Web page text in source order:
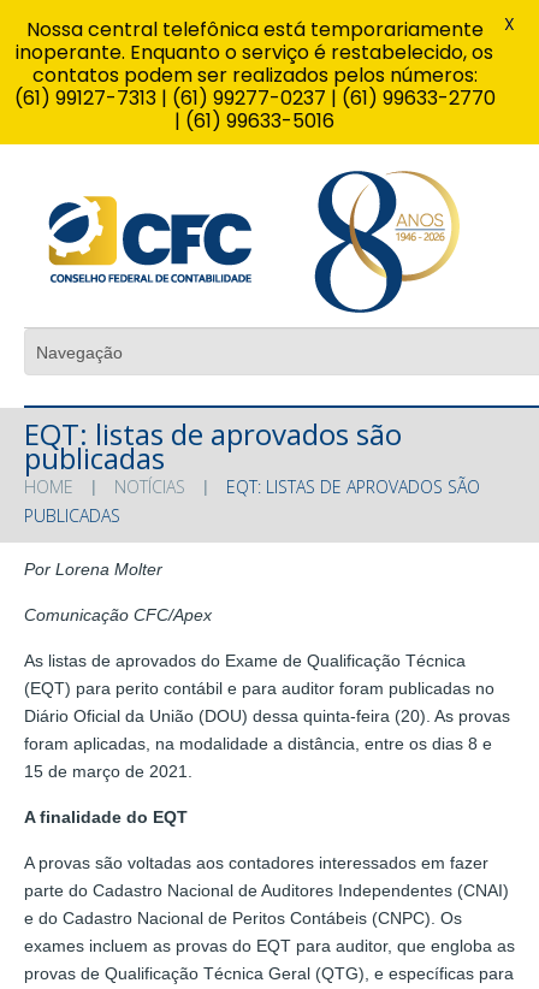
EQT: listas de aprovados são
publicadas
HOME NOTÍCIAS
EQT: LISTAS DE APROVADOS SÃO
PUBLICADAS
Por Lorena Molter
Comunicação CFC/Apex
As listas de aprovados do Exame de Qualificação Técnica
(EQT) para perito contábil e para auditor foram publicadas no
Diário Oficial da União (DOU) dessa quinta-feira (20). As provas
foram aplicadas, na modalidade a distância, entre os dias 8 e
15 de março de 2021.
A finalidade do EQT
A provas são voltadas aos contadores interessados em fazer
parte do Cadastro Nacional de Auditores Independentes (CNAI)
e do Cadastro Nacional de Peritos Contábeis (CNPC). Os
exames incluem as provas do EQT para auditor, que engloba as
provas de Qualificação Técnica Geral (QTG), e específicas para
Nossa central telefônica está temporariamente
inoperante. Enquanto o serviço é restabelecido, os
contatos podem ser realizados pelos números:
(61) 99127-7313 | (61) 99277-0237 | (61) 99633-2770
| (61) 99633-5016
X